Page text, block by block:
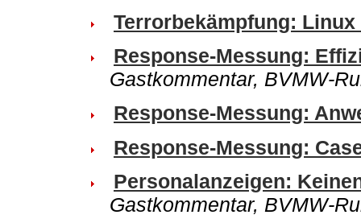
Terrorbekämpfung:
Response-Messung:
Gastkommentar, BVMW-
Response-Messung:
Response-Messung:
Personalanzeigen:
Gastkommentar, BVMW-